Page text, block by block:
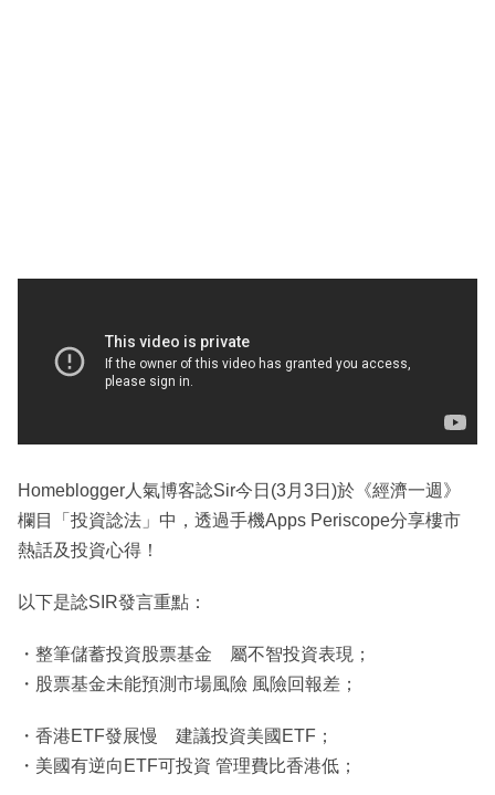
閱
區
Homeblogger人氣博客諗Sir今日(3月3日)於《經濟一週》
欄目「投資諗法」中，透過手機Apps Periscope分享樓市
熱話及投資心得！
以下是諗SIR發言重點：
・整筆儲蓄投資股票基金 屬不智投資表現；
・股票基金未能預測市場風險 風險回報差；
・香港ETF發展慢 建議投資美國ETF；
・美國有逆向ETF可投資 管理費比香港低；